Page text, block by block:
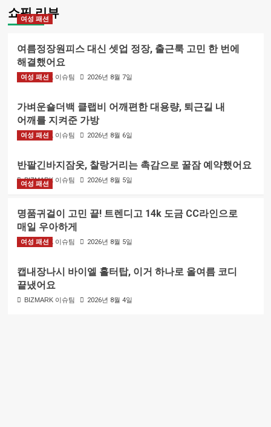
쇼핑 리뷰
여성 패션
여름정장원피스 대신 셋업 정장, 출근룩 고민 한 번에
해결했어요
BIZMARK 이슈팀 2026년 8월 7일
여성 패션
가벼운숄더백 클랩비 어깨편한 대용량, 퇴근길 내
어깨를 지켜준 가방
BIZMARK 이슈팀 2026년 8월 6일
여성 패션
반팔긴바지잠옷, 찰랑거리는 촉감으로 꿀잠 예약했어요
BIZMARK 이슈팀 2026년 8월 5일
여성 패션
명품귀걸이 고민 끝! 트렌디고 14k 도금 CC라인으로
매일 우아하게
BIZMARK 이슈팀 2026년 8월 5일
여성 패션
캡내장나시 바이엘 홀터탑, 이거 하나로 올여름 코디
끝냈어요
BIZMARK 이슈팀 2026년 8월 4일